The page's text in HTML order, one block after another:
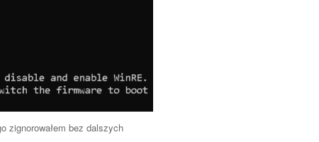
zignorowałem bez dalszych